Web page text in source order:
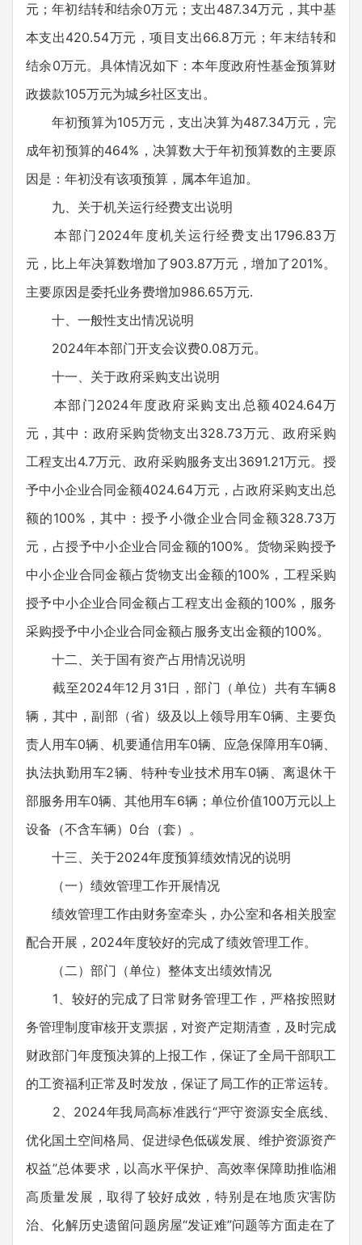
元；年初结转和结余0万元；支出487.34万元，其中基
本支出420.54万元，项目支出66.8万元；年末结转和
结余0万元。具体情况如下：本年度政府性基金预算财
政拨款105万元为城乡社区支出。
年初预算为105万元，支出决算为487.34万元，完
成年初预算的464%，决算数大于年初预算数的主要原
因是：年初没有该项预算，属本年追加。
九、关于机关运行经费支出说明
本部门2024年度机关运行经费支出1796.83万
元，比上年决算数增加了903.87万元，增加了201%。
主要原因是委托业务费增加986.65万元.
十、一般性支出情况说明
2024年本部门开支会议费0.08万元。
十一、关于政府采购支出说明
本部门2024年度政府采购支出总额4024.64万
元，其中：政府采购货物支出328.73万元、政府采购
工程支出4.7万元、政府采购服务支出3691.21万元。授
予中小企业合同金额4024.64万元，占政府采购支出总
额的100%，其中：授予小微企业合同金额328.73万
元，占授予中小企业合同金额的100%。货物采购授予
中小企业合同金额占货物支出金额的100%，工程采购
授予中小企业合同金额占工程支出金额的100%，服务
采购授予中小企业合同金额占服务支出金额的100%。
十二、关于国有资产占用情况说明
截至2024年12月31日，部门（单位）共有车辆8
辆，其中，副部（省）级及以上领导用车0辆、主要负
责人用车0辆、机要通信用车0辆、应急保障用车0辆、
执法执勤用车2辆、特种专业技术用车0辆、离退休干
部服务用车0辆、其他用车6辆；单位价值100万元以上
设备（不含车辆）0台（套）。
十三、关于2024年度预算绩效情况的说明
（一）绩效管理工作开展情况
绩效管理工作由财务室牵头，办公室和各相关股室
配合开展，2024年度较好的完成了绩效管理工作。
（二）部门（单位）整体支出绩效情况
1、较好的完成了日常财务管理工作，严格按照财
务管理制度审核开支票据，对资产定期清查，及时完成
财政部门年度预决算的上报工作，保证了全局干部职工
的工资福利正常及时发放，保证了局工作的正常运转。
2、2024年我局高标准践行“严守资源安全底线、
优化国土空间格局、促进绿色低碳发展、维护资源资产
权益”总体要求，以高水平保护、高效率保障助推临湘
高质量发展，取得了较好成效，特别是在地质灾害防
治、化解历史遗留问题房屋“发证难”问题等方面走在了